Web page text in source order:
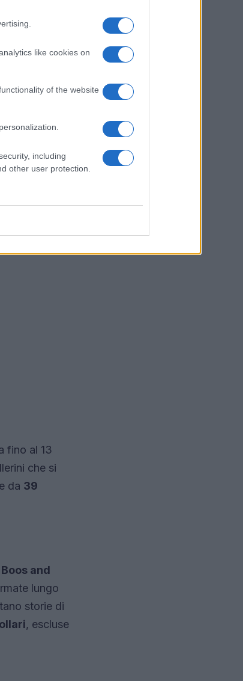
like cookies on
of the website
including
other user protection.
fantasmi,
di
di
I biglietti
fino al 13
che si
da 39
and
lungo
storie di
, escluse